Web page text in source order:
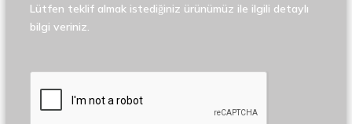
Lütfen teklif almak istediğiniz ürünümüz ile ilgili detaylı
bilgi veriniz.